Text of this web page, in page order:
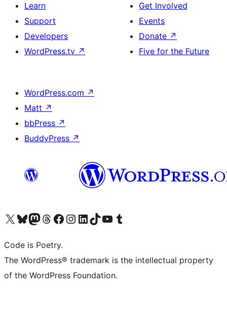
Learn
Support
Developers
WordPress.tv ↗
Get Involved
Events
Donate ↗
Five for the Future
WordPress.com ↗
Matt ↗
bbPress ↗
BuddyPress ↗
Visit our X (formerly Twitter) account
Visit our Bluesky account
Visit our Mastodon account
Visit our Threads account
Visit our Facebook page
Visit our Instagram account
Visit our LinkedIn account
Visit our TikTok account
Visit our YouTube channel
Visit our Tumblr account
Code is Poetry.
The WordPress® trademark is the intellectual property
of the WordPress Foundation.